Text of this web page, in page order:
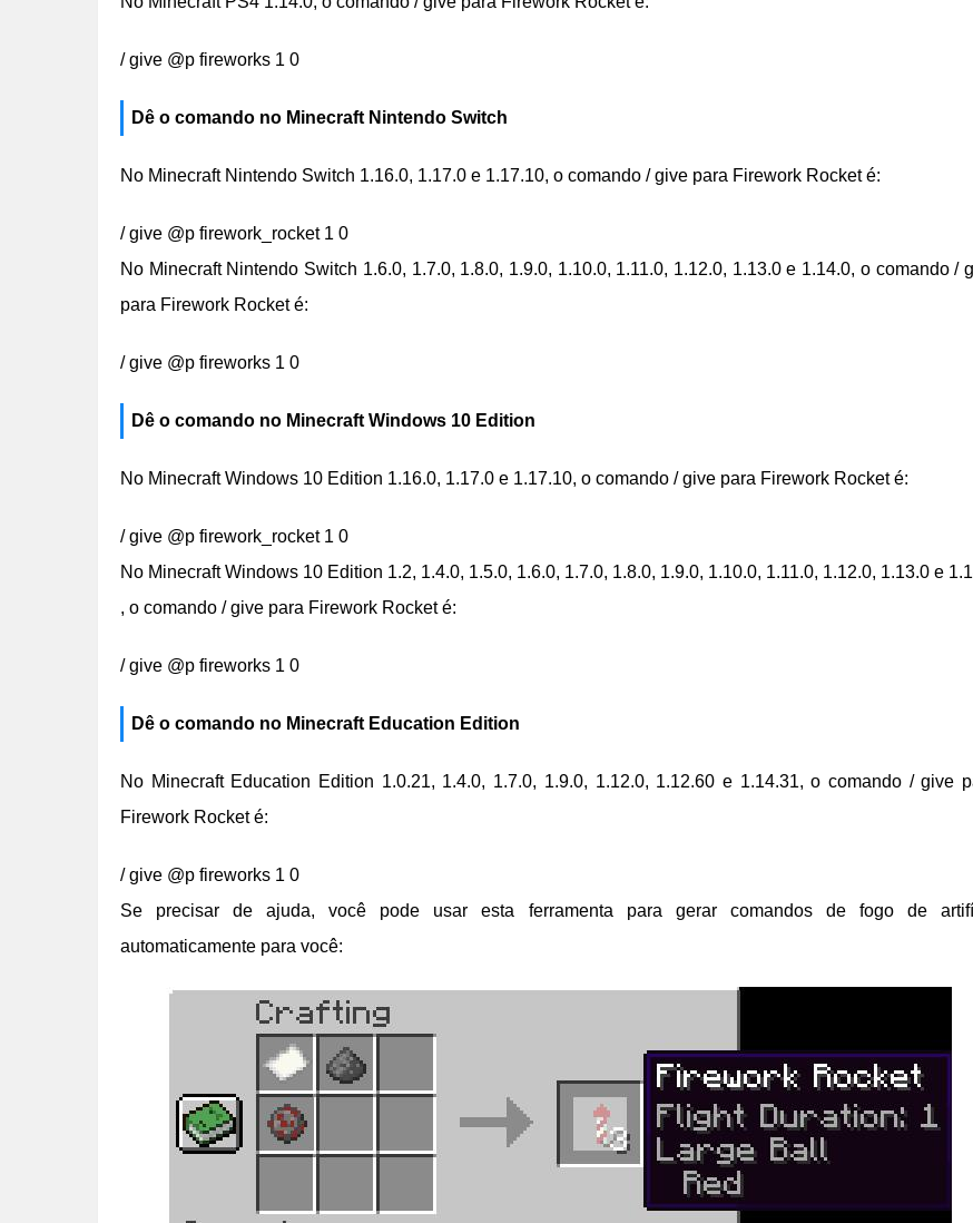
/ give @p fireworks 1 0
Dê o comando no Minecraft Nintendo Switch
No Minecraft Nintendo Switch 1.16.0, 1.17.0 e 1.17.10, o comando / give para Firework Rocket é:
/ give @p firework_rocket 1 0
No Minecraft Nintendo Switch 1.6.0, 1.7.0, 1.8.0, 1.9.0, 1.10.0, 1.11.0, 1.12.0, 1.13.0 e 1.14.0, o comando /
para Firework Rocket é:
/ give @p fireworks 1 0
Dê o comando no Minecraft Windows 10 Edition
No Minecraft Windows 10 Edition 1.16.0, 1.17.0 e 1.17.10, o comando / give para Firework Rocket é:
/ give @p firework_rocket 1 0
No Minecraft Windows 10 Edition 1.2, 1.4.0, 1.5.0, 1.6.0, 1.7.0, 1.8.0, 1.9.0, 1.10.0, 1.11.0, 1.12.0, 1.13.0 e
, o comando / give para Firework Rocket é:
/ give @p fireworks 1 0
Dê o comando no Minecraft Education Edition
No Minecraft Education Edition 1.0.21, 1.4.0, 1.7.0, 1.9.0, 1.12.0, 1.12.60 e 1.14.31, o comando / give
Firework Rocket é:
/ give @p fireworks 1 0
Se precisar de ajuda, você pode usar esta ferramenta para gerar comandos de fogo de
automaticamente para você: